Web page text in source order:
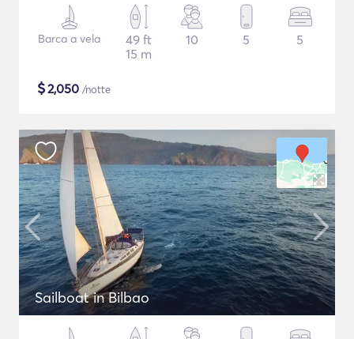
Barca a vela
49 ft
15 m
10 5 5
$2,050 /notte
Sailboat in Bilbao